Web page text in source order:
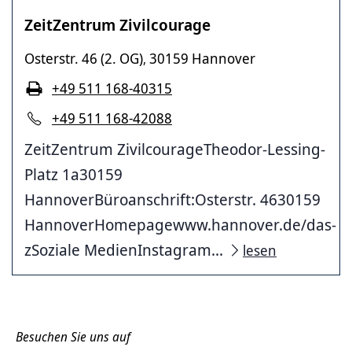
ZeitZentrum Zivilcourage
Osterstr. 46 (2. OG), 30159 Hannover
+49 511 168-42088
+49 511 168-40315
ZeitZentrum ZivilcourageTheodor-Lessing-
Platz 1a30159
HannoverBüroanschrift:Osterstr. 4630159
HannoverHomepagewww.hannover.de/das-
zSoziale MedienInstagram...
lesen
Besuchen Sie uns auf